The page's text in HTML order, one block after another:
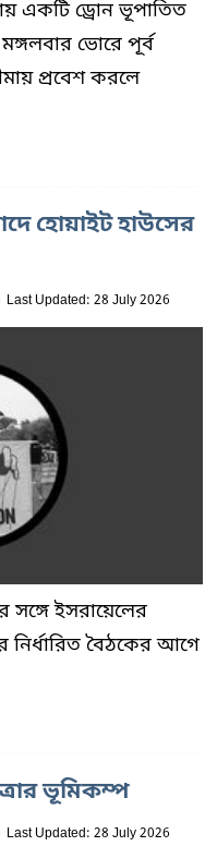
একটি ড্রোন ভূপাতিত
ভোরে পূর্ব
প্রবেশ করলে
হোয়াইট হাউসের
Last Updated: 28 July 2026
সঙ্গে ইসরায়েলের
নির্ধারিত বৈঠকের আগে
ভূমিকম্প
Last Updated: 28 July 2026